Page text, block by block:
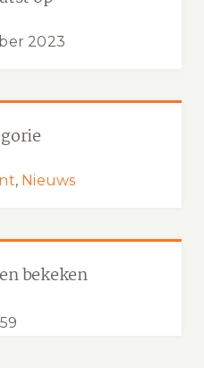
, Nieuws
2023
bekeken